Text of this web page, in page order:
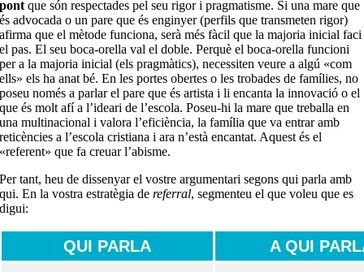
pont que són respectades pel seu rigor i pragmatisme. Si una mare que
és advocada o un pare que és enginyer (perfils que transmeten rigor)
afirma que el mètode funciona, serà més fàcil que la majoria inicial faci
el pas. El seu boca-orella val el doble. Perquè el boca-orella funcioni
per a la majoria inicial (els pragmàtics), necessiten veure a algú «com
ells» els ha anat bé. En les portes obertes o les trobades de famílies, no
poseu només a parlar el pare que és artista i li encanta la innovació o el
que és molt afí a l’ideari de l’escola. Poseu-hi la mare que treballa en
una multinacional i valora l’eficiència, la família que va entrar amb
reticències a l’escola cristiana i ara n’està encantat. Aquest és el
«referent» que fa creuar l’abisme.
Per tant, heu de dissenyar el vostre argumentari segons qui parla amb
qui. En la vostra estratègia dereferral, segmenteu el que voleu que es
digui:
QUI PARLA A QUI